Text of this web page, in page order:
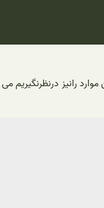
است ولی اگر این موارد